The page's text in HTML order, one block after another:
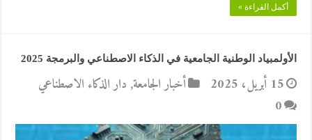
أكمل القراءة »
الأولمبياد الوطنية الجامعية في الذكاء الاصطناعي والبرمجة 2025
15 أبريل، 2025 أخبار الجامعة, دار الذكاء الاصطناعي
0